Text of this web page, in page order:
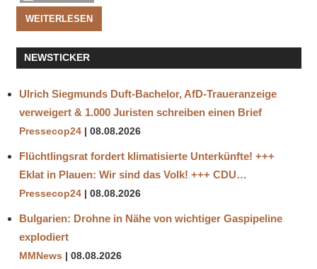
WEITERLESEN
NEWSTICKER
Ulrich Siegmunds Duft-Bachelor, AfD-Traueranzeige
verweigert & 1.000 Juristen schreiben einen Brief
Pressecop24 08.08.2026
Flüchtlingsrat fordert klimatisierte Unterkünfte! +++
Eklat in Plauen: Wir sind das Volk! +++ CDU…
Pressecop24 08.08.2026
Bulgarien: Drohne in Nähe von wichtiger Gaspipeline
explodiert
MMNews 08.08.2026